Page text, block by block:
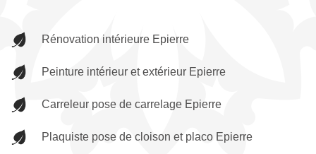
Rénovation intérieure Epierre
Peinture intérieur et extérieur Epierre
Carreleur pose de carrelage Epierre
Plaquiste pose de cloison et placo Epierre